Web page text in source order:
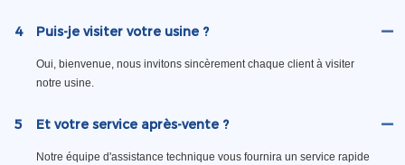
4 Puis-je visiter votre usine ?
Oui, bienvenue, nous invitons sincèrement chaque client à visiter
notre usine.
5 Et votre service après-vente ?
Notre équipe d'assistance technique vous fournira un service rapide